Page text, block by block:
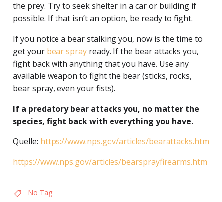
the prey. Try to seek shelter in a car or building if
possible. If that isn’t an option, be ready to fight.
If you notice a bear stalking you, now is the time to
get your bear spray ready. If the bear attacks you,
fight back with anything that you have. Use any
available weapon to fight the bear (sticks, rocks,
bear spray, even your fists).
If a predatory bear attacks you, no matter the
species, fight back with everything you have.
Quelle: https://www.nps.gov/articles/bearattacks.htm
https://www.nps.gov/articles/bearsprayfirearms.htm
No Tag